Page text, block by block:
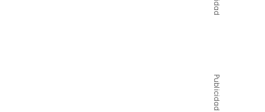
Publicidad